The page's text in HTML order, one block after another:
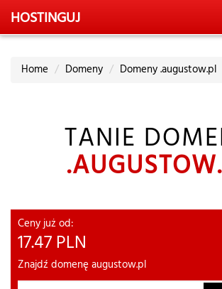
HOSTINGUJ
Home Domeny Domeny .augustow.pl
TANIE
Ceny już od:
17.47 PLN
Znajdź domenę augustow.pl